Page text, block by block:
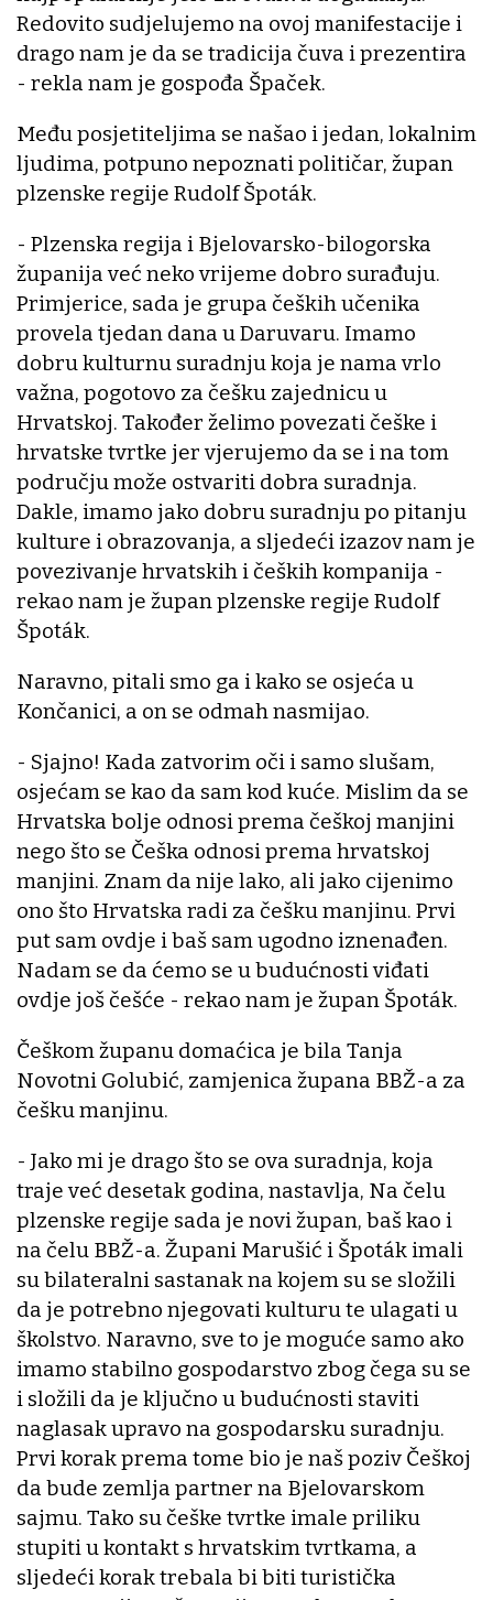
Redovito sudjelujemo na ovoj manifestacije i
drago nam je da se tradicija čuva i prezentira
- rekla nam je gospođa Špaček.
Među posjetiteljima se našao i jedan, lokalnim
ljudima, potpuno nepoznati političar, župan
plzenske regije Rudolf Špoták.
- Plzenska regija i Bjelovarsko-bilogorska
županija već neko vrijeme dobro surađuju.
Primjerice, sada je grupa čeških učenika
provela tjedan dana u Daruvaru. Imamo
dobru kulturnu suradnju koja je nama vrlo
važna, pogotovo za češku zajednicu u
Hrvatskoj. Također želimo povezati češke i
hrvatske tvrtke jer vjerujemo da se i na tom
području može ostvariti dobra suradnja.
Dakle, imamo jako dobru suradnju po pitanju
kulture i obrazovanja, a sljedeći izazov nam je
povezivanje hrvatskih i čeških kompanija -
rekao nam je župan plzenske regije Rudolf
Špoták.
Naravno, pitali smo ga i kako se osjeća u
Končanici, a on se odmah nasmijao.
- Sjajno! Kada zatvorim oči i samo slušam,
osjećam se kao da sam kod kuće. Mislim da se
Hrvatska bolje odnosi prema češkoj manjini
nego što se Češka odnosi prema hrvatskoj
manjini. Znam da nije lako, ali jako cijenimo
ono što Hrvatska radi za češku manjinu. Prvi
put sam ovdje i baš sam ugodno iznenađen.
Nadam se da ćemo se u budućnosti viđati
ovdje još češće - rekao nam je župan Špoták.
Češkom županu domaćica je bila Tanja
Novotni Golubić, zamjenica župana BBŽ-a za
češku manjinu.
- Jako mi je drago što se ova suradnja, koja
traje već desetak godina, nastavlja, Na čelu
plzenske regije sada je novi župan, baš kao i
na čelu BBŽ-a. Župani Marušić i Špoták imali
su bilateralni sastanak na kojem su se složili
da je potrebno njegovati kulturu te ulagati u
školstvo. Naravno, sve to je moguće samo ako
imamo stabilno gospodarstvo zbog čega su se
i složili da je ključno u budućnosti staviti
naglasak upravo na gospodarsku suradnju.
Prvi korak prema tome bio je naš poziv Češkoj
da bude zemlja partner na Bjelovarskom
sajmu. Tako su češke tvrtke imale priliku
stupiti u kontakt s hrvatskim tvrtkama, a
sljedeći korak trebala bi biti turistička